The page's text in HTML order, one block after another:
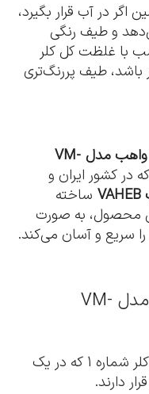
اگر در آب قرار بگیرد،
و طیف رنگی
با غلظت کل کلر
باشد، طیف پررنگ‌تری
DPD محلول واهب مدل VM-
کشور ایران و
ساخته
محصول، به صورت
آب واهب مدل VM-
دو عدد محلول معرف یا شناساگر کلر شماره 1 که در یک
دارند.